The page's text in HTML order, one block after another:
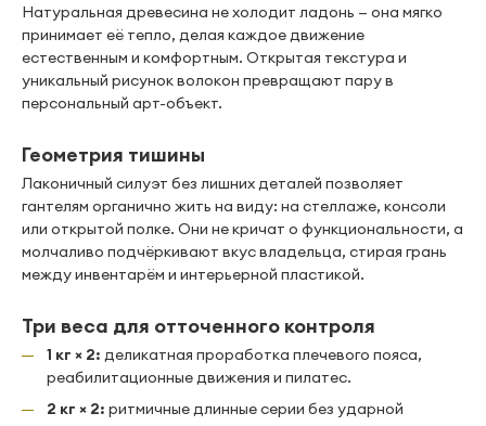
Натуральная древесина не холодит ладонь — она мягко
принимает её тепло, делая каждое движение
естественным и комфортным. Открытая текстура и
уникальный рисунок волокон превращают пару в
персональный арт-объект.
Геометрия тишины
Лаконичный силуэт без лишних деталей позволяет
гантелям органично жить на виду: на стеллаже, консоли
или открытой полке. Они не кричат о функциональности, а
молчаливо подчёркивают вкус владельца, стирая грань
между инвентарём и интерьерной пластикой.
Три веса для отточенного контроля
1 кг × 2: деликатная проработка плечевого пояса,
реабилитационные движения и пилатес.
2 кг × 2: ритмичные длинные серии без ударной